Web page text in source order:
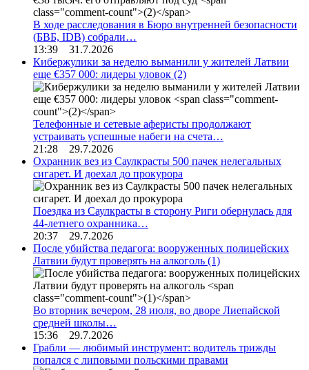
В ходе расследования в Бюро внутренней безопасности
(БВБ, IDB) собрали…
13:39 31.7.2026
Кибержулики за неделю выманили у жителей Латвии
еще €357 000: лидеры уловок (2)
Телефонные и сетевые аферисты продолжают
устраивать успешные набеги на счета…
21:28 29.7.2026
Охранник вез из Саулкрасты 500 пачек нелегальных
сигарет. И доехал до прокурора
Поездка из Саулкрасты в сторону Риги обернулась для
44-летнего охранника…
20:37 29.7.2026
После убийства педагога: вооруженных полицейских
Латвии будут проверять на алкоголь (1)
Во вторник вечером, 28 июля, во дворе Лиепайской
средней школы…
15:36 29.7.2026
Грабли — любимый инструмент: водитель трижды
попался с липовыми польскими правами